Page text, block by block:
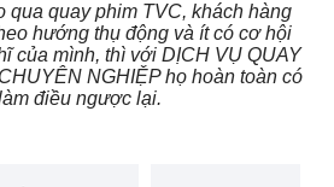
qua quay phim TVC, khách hàng
hướng thụ động và ít có cơ hội
của mình, thì với DỊCH VỤ QUAY
NGHIỆP họ hoàn toàn có
điều ngược lại.